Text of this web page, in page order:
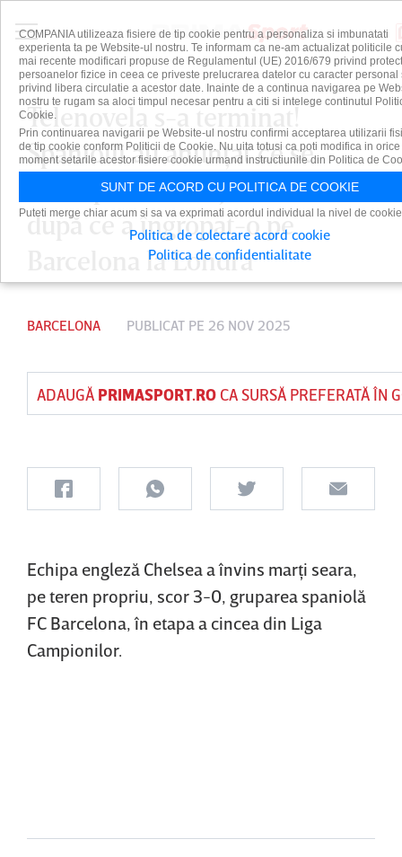
Telenovela s-a terminat!
Spaniolii au anunţat ce se
întâmplă cu Araujo din iarnă,
după ce a îngropat-o pe
Barcelona la Londra
BARCELONA PUBLICAT PE 26 NOV 2025
ADAUGĂ PRIMASPORT.ROCA SURSĂ PREFERATĂ ÎN
Echipa engleză Chelsea a învins marţi seara,
pe teren propriu, scor 3-0, gruparea spaniolă
FC Barcelona, în etapa a cincea din Liga
Campionilor.
COMPANIA utilizeaza fisiere de tip cookie pentru a personaliza si imbunatati
experienta ta pe Website-ul nostru. Te informam ca ne-am actualizat politicile
mai recente modificari propuse de Regulamentul (UE) 2016/679 privind
persoanelor fizice in ceea ce priveste prelucrarea datelor cu caracter personal
privind libera circulatie a acestor date. Inainte de a continua navigarea pe
nostru te rugam sa aloci timpul necesar pentru a citi si intelege continutul
Cookie.
Prin continuarea navigarii pe Website-ul nostru confirmi acceptarea utilizarii
de tip cookie conform Politicii de Cookie. Nu uita totusi ca poti modifica in orice
moment setarile acestor fisiere cookie urmand instructiunile din Politica de
SUNT DE ACORD CU POLITICA DE COOKIE
Puteti merge chiar acum si sa va exprimati acordul individual la nivel de
Politica de colectare acord cookie
Politica de confidentialitate